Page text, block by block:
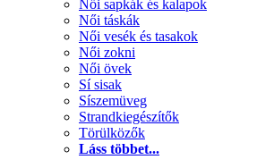
Női sapkák és kalapok
Női táskák
Női vesék és tasakok
Női zokni
Női övek
Sí sisak
Síszemüveg
Strandkiegészítők
Törülközők
Láss többet...